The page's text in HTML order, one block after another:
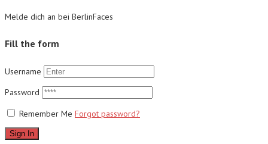
Melde dich an bei BerlinFaces
Fill the form
Username
Password
Remember Me Forgot password?
Sign In